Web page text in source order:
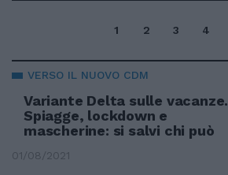
1 2 3 4
VERSO IL NUOVO CDM
Variante Delta sulle vacanze.
Spiagge, lockdown e
mascherine: si salvi chi può
01/08/2021